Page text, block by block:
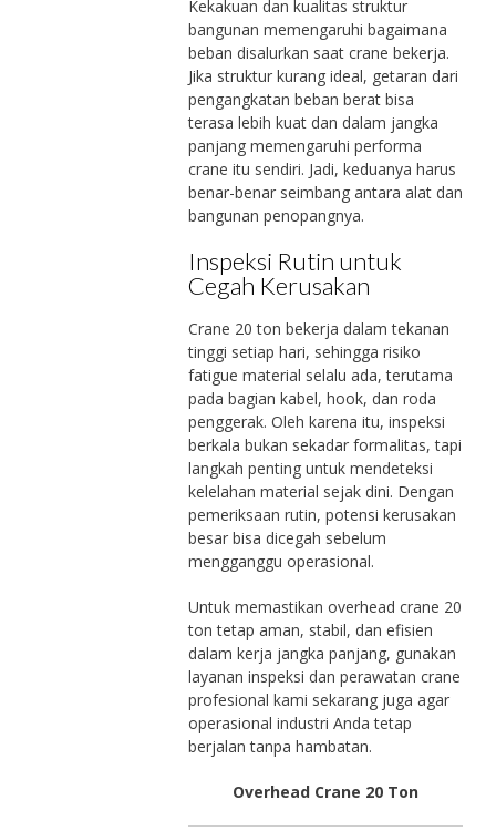
Kekakuan dan kualitas struktur
bangunan memengaruhi bagaimana
beban disalurkan saat crane bekerja.
Jika struktur kurang ideal, getaran dari
pengangkatan beban berat bisa
terasa lebih kuat dan dalam jangka
panjang memengaruhi performa
crane itu sendiri. Jadi, keduanya harus
benar-benar seimbang antara alat dan
bangunan penopangnya.
Inspeksi Rutin untuk
Cegah Kerusakan
Crane 20 ton bekerja dalam tekanan
tinggi setiap hari, sehingga risiko
fatigue material selalu ada, terutama
pada bagian kabel, hook, dan roda
penggerak. Oleh karena itu, inspeksi
berkala bukan sekadar formalitas, tapi
langkah penting untuk mendeteksi
kelelahan material sejak dini. Dengan
pemeriksaan rutin, potensi kerusakan
besar bisa dicegah sebelum
mengganggu operasional.
Untuk memastikan overhead crane 20
ton tetap aman, stabil, dan efisien
dalam kerja jangka panjang, gunakan
layanan inspeksi dan perawatan crane
profesional kami sekarang juga agar
operasional industri Anda tetap
berjalan tanpa hambatan.
Overhead Crane 20 Ton